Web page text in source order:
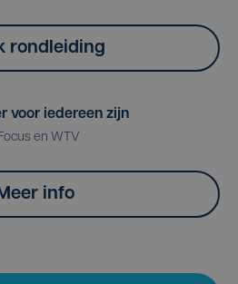
rondleiding
voor iedereen zijn
en WTV
info